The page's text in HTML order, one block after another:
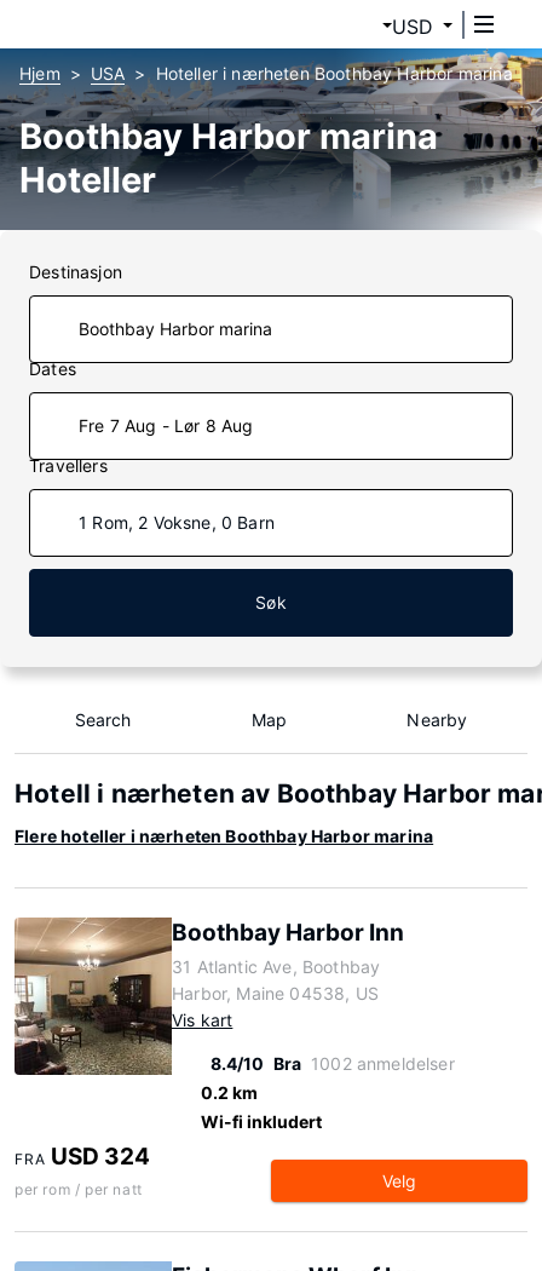
USD
Hjem USA Hoteller i nærheten Boothbay Harbor marina
Boothbay Harbor marina
Hoteller
Destinasjon
Dates
Fre 7 Aug - Lør 8 Aug
Travellers
1 Rom, 2 Voksne, 0 Barn
Søk
Search Map Nearby
Hotell i nærheten av Boothbay Harbor
Flere hoteller i nærheten Boothbay Harbor marina
Boothbay Harbor Inn
31 Atlantic Ave, Boothbay
Harbor, Maine 04538, US
Vis kart
8.4/10 Bra 1002 anmeldelser
0.2 km
Wi-fi inkludert
FRA USD 324
per rom / per natt Velg